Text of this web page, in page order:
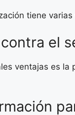
tiene
el
ventajas es